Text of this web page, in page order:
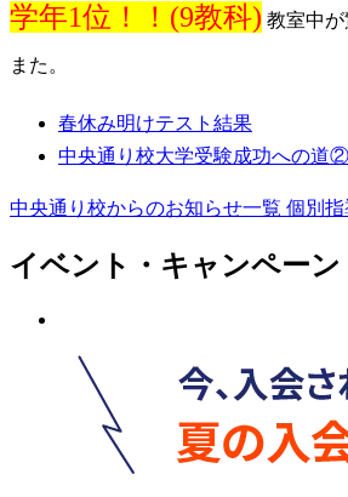
学年1位！！(9教科) 教室中
また。
春休み明けテスト結果
中央通り校大学受験成功への道②
中央通り校からのお知らせ一覧 個別
イベント・キャンペーン